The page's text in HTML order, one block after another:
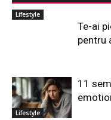
Lifestyle
Te-ai
pentru
Lifestyle
11